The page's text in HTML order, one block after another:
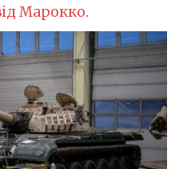
Марокко.